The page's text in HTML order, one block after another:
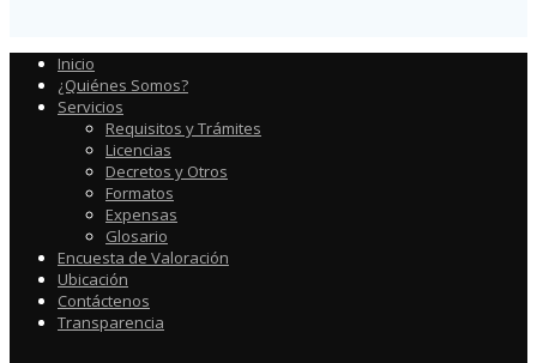
Inicio
¿Quiénes Somos?
Servicios
Requisitos y Trámites
Licencias
Decretos y Otros
Formatos
Expensas
Glosario
Encuesta de Valoración
Ubicación
Contáctenos
Transparencia